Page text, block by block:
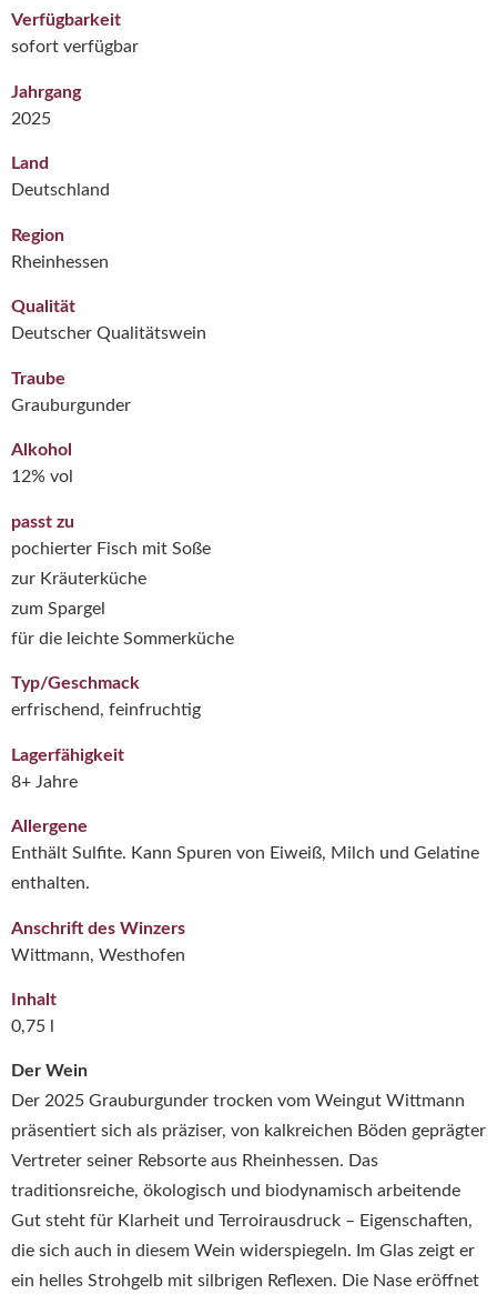
Der Wein
Der 2025 Grauburgunder trocken vom Weingut Wittmann
präsentiert sich als präziser, von kalkreichen Böden geprägter
Vertreter seiner Rebsorte aus Rheinhessen. Das
traditionsreiche, ökologisch und biodynamisch arbeitende
Gut steht für Klarheit und Terroirausdruck – Eigenschaften,
die sich auch in diesem Wein widerspiegeln. Im Glas zeigt er
ein helles Strohgelb mit silbrigen Reflexen. Die Nase eröffnet
Verfügbarkeit
sofort verfügbar
Jahrgang
2025
Land
Deutschland
Region
Rheinhessen
Qualität
Deutscher Qualitätswein
Traube
Grauburgunder
Alkohol
12% vol
passt zu
pochierter Fisch mit Soße
zur Kräuterküche
zum Spargel
für die leichte Sommerküche
Typ/Geschmack
erfrischend, feinfruchtig
Lagerfähigkeit
8+ Jahre
Allergene
Enthält Sulfite. Kann Spuren von Eiweiß, Milch und Gelatine
enthalten.
Anschrift des Winzers
Wittmann, Westhofen
Inhalt
0,75 l